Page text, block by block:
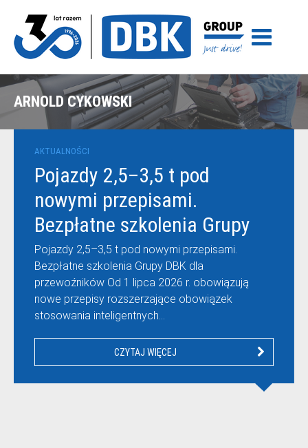
ARNOLD CYKOWSKI
AKTUALNOŚCI
Pojazdy 2,5–3,5 t pod
nowymi przepisami.
Bezpłatne szkolenia Grupy
DBK dla przewoźników
Pojazdy 2,5–3,5 t pod nowymi przepisami.
Bezpłatne szkolenia Grupy DBK dla
przewoźników Od 1 lipca 2026 r. obowiązują
nowe przepisy rozszerzające obowiązek
stosowania inteligentnych…
CZYTAJ WIĘCEJ